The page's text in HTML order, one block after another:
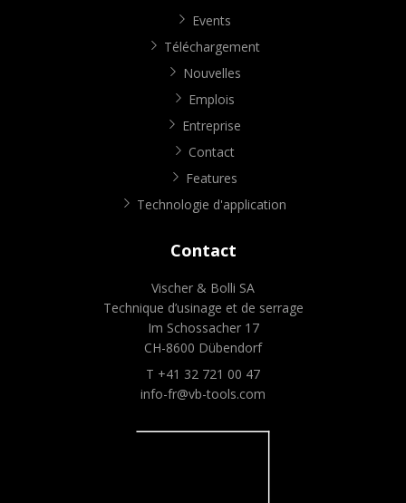
Events
Téléchargement
Nouvelles
Emplois
Entreprise
Contact
Features
Technologie d'application
Contact
Vischer & Bolli SA
Technique d’usinage et de serrage
Im Schossacher 17
CH-8600 Dübendorf
T +41 32 721 00 47
info-fr@vb-tools.com